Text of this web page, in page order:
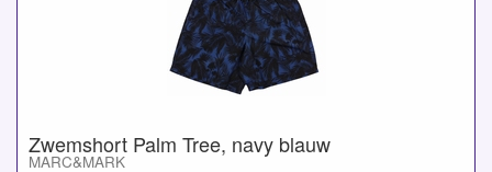
Zwemshort Palm Tree, navy blauw
MARC&MARK